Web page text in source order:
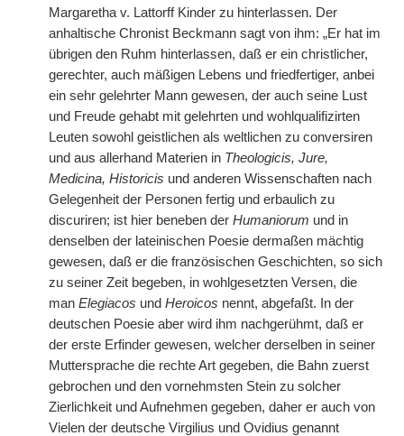
Margaretha v. Lattorff Kinder zu hinterlassen. Der
anhaltische Chronist Beckmann sagt von ihm: „Er hat im
übrigen den Ruhm hinterlassen, daß er ein christlicher,
gerechter, auch mäßigen Lebens und friedfertiger, anbei
ein sehr gelehrter Mann gewesen, der auch seine Lust
und Freude gehabt mit gelehrten und wohlqualifizirten
Leuten sowohl geistlichen als weltlichen zu conversiren
und aus allerhand Materien in Theologicis, Jure,
Medicina, Historicis und anderen Wissenschaften nach
Gelegenheit der Personen fertig und erbaulich zu
discuriren; ist hier beneben der Humaniorum und in
denselben der lateinischen Poesie dermaßen mächtig
gewesen, daß er die französischen Geschichten, so sich
zu seiner Zeit begeben, in wohlgesetzten Versen, die
man Elegiacos und Heroicos nennt, abgefaßt. In der
deutschen Poesie aber wird ihm nachgerühmt, daß er
der erste Erfinder gewesen, welcher derselben in seiner
Muttersprache die rechte Art gegeben, die Bahn zuerst
gebrochen und den vornehmsten Stein zu solcher
Zierlichkeit und Aufnehmen gegeben, daher er auch von
Vielen der deutsche Virgilius und Ovidius genannt